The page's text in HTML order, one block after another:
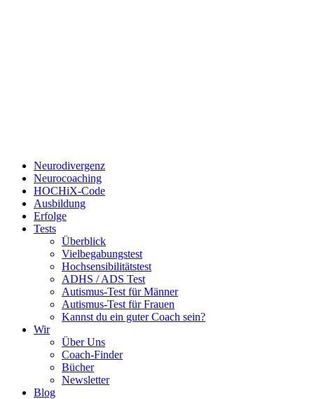
Neurodivergenz
Neurocoaching
HOCHiX-Code
Ausbildung
Erfolge
Tests
Überblick
Vielbegabungstest
Hochsensibilitätstest
ADHS / ADS Test
Autismus-Test für Männer
Autismus-Test für Frauen
Kannst du ein guter Coach sein?
Wir
Über Uns
Coach-Finder
Bücher
Newsletter
Blog